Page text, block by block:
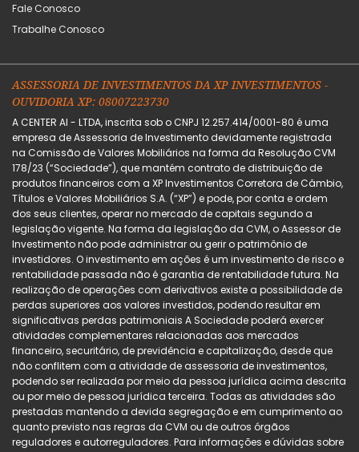
Fale Conosco
Trabalhe Conosco
ASSESSORIA DE INVESTIMENTOS DA XP INVESTIMENTOS -
OUVIDORIA XP: 08007223730
A CENTER AI - LTDA, inscrita sob o CNPJ 12.257.414/0001-80 é uma
empresa de Assessoria de Investimento devidamente registrada
na Comissão de Valores Mobiliários na forma da Resolução CVM
178/23 (“Sociedade”), que mantém contrato de distribuição de
produtos financeiros com a XP Investimentos Corretora de Câmbio,
Títulos e Valores Mobiliários S.A. (“XP”) e pode, por conta e ordem
dos seus clientes, operar no mercado de capitais segundo a
legislação vigente. Na forma da legislação da CVM, o Assessor de
Investimento não pode administrar ou gerir o patrimônio de
investidores. O investimento em ações é um investimento de risco e
rentabilidade passada não é garantia de rentabilidade futura. Na
realização de operações com derivativos existe a possibilidade de
perdas superiores aos valores investidos, podendo resultar em
significativas perdas patrimoniais A Sociedade poderá exercer
atividades complementares relacionadas aos mercados
financeiro, securitário, de previdência e capitalização, desde que
não conflitem com a atividade de assessoria de investimentos,
podendo ser realizada por meio da pessoa jurídica acima descrita
ou por meio de pessoa jurídica terceira. Todas as atividades são
prestadas mantendo a devida segregação e em cumprimento ao
quanto previsto nas regras da CVM ou de outros órgãos
reguladores e autorreguladores. Para informações e dúvidas sobre